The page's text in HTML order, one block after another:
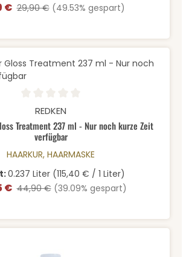
€ Regulärer Preis:
29,90 € (49.53% gespart)
Bewertung von 0 von 5 Sternen
REDKEN
Treatment 237 ml - Nur noch kurze Zeit
verfügbar
HAARKUR, HAARMASKE
0.237 Liter (115,40 € / 1 Liter)
€ Regulärer Preis:
44,90 € (39.09% gespart)